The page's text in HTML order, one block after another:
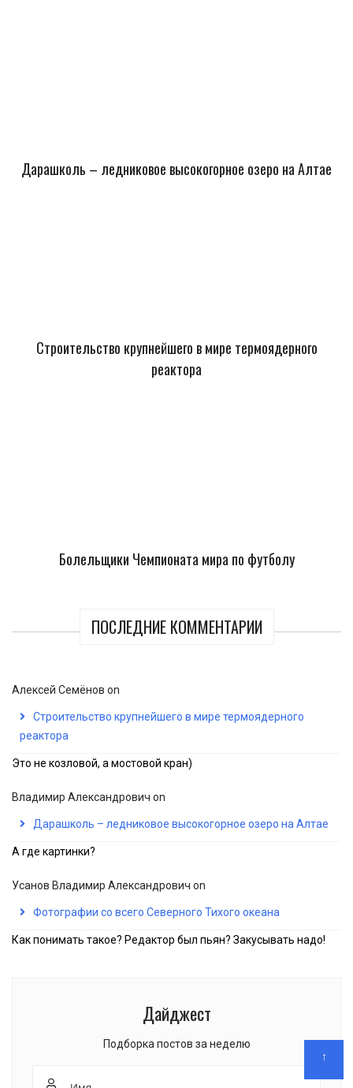
Дарашколь – ледниковое высокогорное озеро на Алтае
Строительство крупнейшего в мире термоядерного
реактора
Болельщики Чемпионата мира по футболу
ПОСЛЕДНИЕ КОММЕНТАРИИ
Алексей Семёнов on
Строительство крупнейшего в мире термоядерного
реактора
Это не козловой, а мостовой кран)
Владимир Александрович on
Дарашколь – ледниковое высокогорное озеро на Алтае
А где картинки?
Усанов Владимир Александрович on
Фотографии со всего Северного Тихого океана
Как понимать такое? Редактор был пьян? Закусывать надо!
Дайджест
Подборка постов за неделю
↑